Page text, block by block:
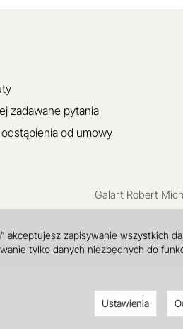
zadawane pytania
od umowy
Galart Robert
akceptujesz zapisywanie wszystkich
tylko danych niezbędnych do
Ustawienia